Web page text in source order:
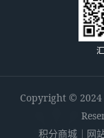
Copyright © 2024
积分商城
网